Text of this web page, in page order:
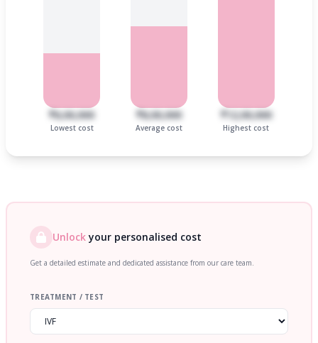
₹6,00,000
Lowest cost
₹8,00,000
Average cost
₹12,00,000
Highest cost
Unlockyour personalised cost
Get a detailed estimate and dedicated assistance from our care team.
TREATMENT / TEST